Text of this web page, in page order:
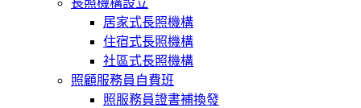
居家式長照機構
住宿式長照機構
社區式長照機構
照顧服務員自費班
照服務員證書補換發